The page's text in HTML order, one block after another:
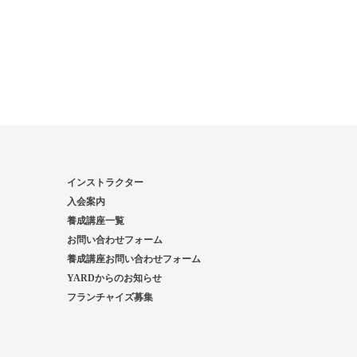
インストラクター
入会案内
養成講座一覧
お問い合わせフォーム
養成講座お問い合わせフォーム
YARDからのお知らせ
フランチャイズ募集